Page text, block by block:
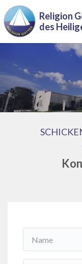
Direkt zum Inhalt
Religion
des
Nome*